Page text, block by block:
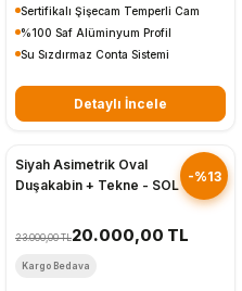
Sertifikalı Şişecam Temperli Cam
%100 Saf Alüminyum Profil
Su Sızdırmaz Conta Sistemi
Detaylı İncele
-%13
Siyah Asimetrik Oval
Duşakabin + Tekne - SOL
23.000,00 TL20.000,00 TL
Kargo Bedava